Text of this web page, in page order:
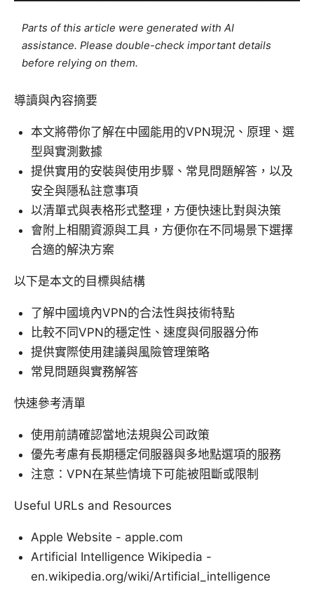
Parts of this article were generated with AI
assistance. Please double-check important details
before relying on them.
導讀與內容摘要
本文將帶你了解在中國能用的VPN現況、原理、選
型與實測數據
提供實用的安裝與使用步驟、常見問題解答，以及
安全與隱私註意事項
以清單式與表格形式整理，方便快速比對與決策
會附上相關資源與工具，方便你在不同場景下選擇
合適的解決方案
以下是本文的目標與結構
了解中國境內VPN的合法性與技術特點
比較不同VPN的穩定性、速度與伺服器分佈
提供實際使用建議與風險管理策略
常見問題與實務解答
快速參考清單
使用前請確認當地法規與公司政策
優先考慮有長期穩定伺服器與多地點選項的服務
注意：VPN在某些情境下可能被阻斷或限制
Useful URLs and Resources
Apple Website - apple.com
Artificial Intelligence Wikipedia -
en.wikipedia.org/wiki/Artificial_intelligence